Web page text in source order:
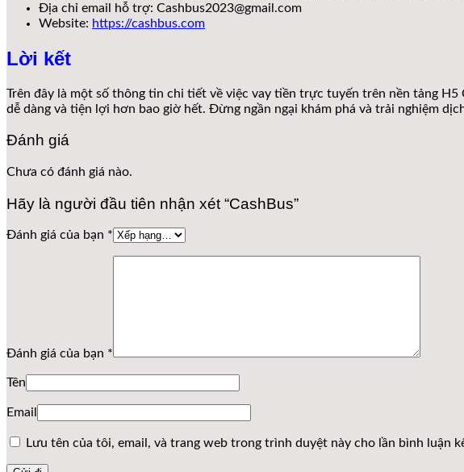
Địa chỉ email hỗ trợ: Cashbus2023@gmail.com
Website: https://cashbus.com
Lời kết
Trên đây là một số thông tin chi tiết về việc vay tiền trực tuyến trên nền tảng
dễ dàng và tiện lợi hơn bao giờ hết. Đừng ngần ngại khám phá và trải nghiệm
Đánh giá
Chưa có đánh giá nào.
Hãy là người đầu tiên nhận xét “CashBus”
Đánh giá của bạn *
Đánh giá của bạn *
Tên
Email
Lưu tên của tôi, email, và trang web trong trình duyệt này cho lần bình luận